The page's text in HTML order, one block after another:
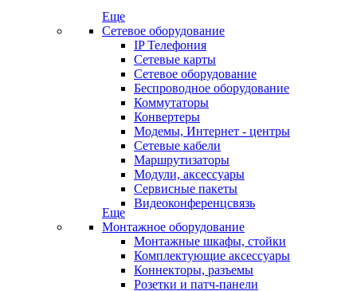
Еще
Сетевое оборудование
IP Телефония
Сетевые карты
Сетевое оборудование
Беспроводное оборудование
Коммутаторы
Конвертеры
Модемы, Интернет - центры
Сетевые кабели
Маршрутизаторы
Модули, аксессуары
Сервисные пакеты
Видеоконференцсвязь
Еще
Монтажное оборудование
Монтажные шкафы, стойки
Комплектующие аксессуары
Коннекторы, разъемы
Розетки и патч-панели